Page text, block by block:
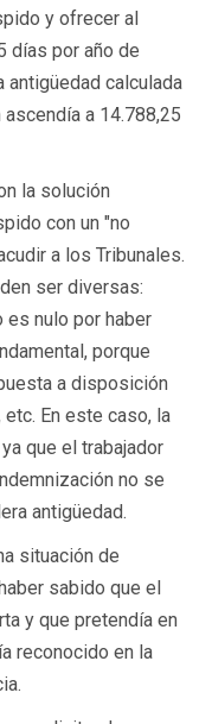
y ofrecer al
días por año de
antigüedad calculada
a 14.788,25
la solución
con un "no
a los Tribunales.
ser diversas:
nulo por haber
porque
a disposición
En este caso, la
que el trabajador
no se
antigüedad.
situación de
sabido que el
y que pretendía en
reconocido en la